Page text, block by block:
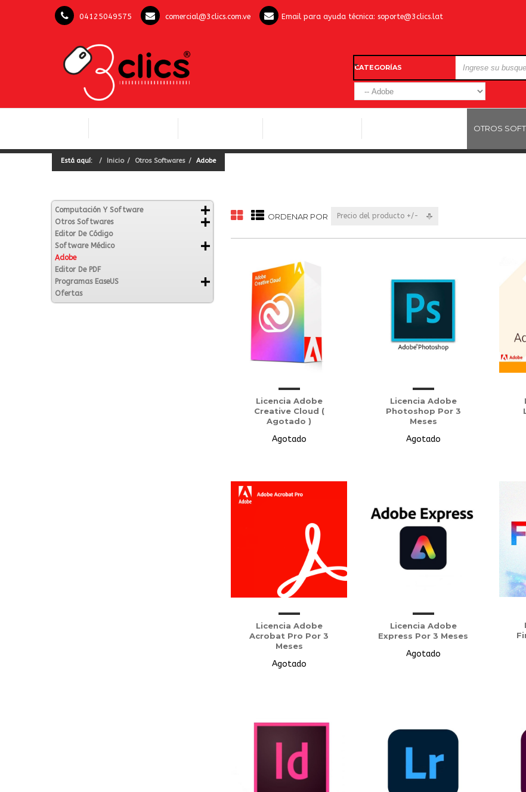
04125049575 comercial@3clics.com.ve Email para ayuda técnica: soporte@3clics.lat
CATEGORÍAS
OTROS
Está aquí: Inicio Otros Softwares Adobe
Computación Y Software
Otros Softwares
Editor De Código
Software Médico
Adobe
Editor De PDF
Programas EaseUS
Ofertas
ORDENAR POR Precio del producto +/-
Licencia Adobe
Creative Cloud (
Agotado )
Agotado
Licencia Adobe
Photoshop Por 3
Meses
Agotado
Licencia Adobe
Acrobat Pro Por 3
Meses
Agotado
Licencia Adobe
Express Por 3 Meses
Agotado